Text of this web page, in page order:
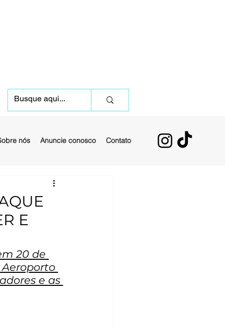
nós Anuncie conosco Contato
E
20 de
e as